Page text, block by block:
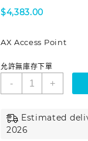
$4,383.00
AX Access Point
允許無庫存下單
- +
Estimated
2026